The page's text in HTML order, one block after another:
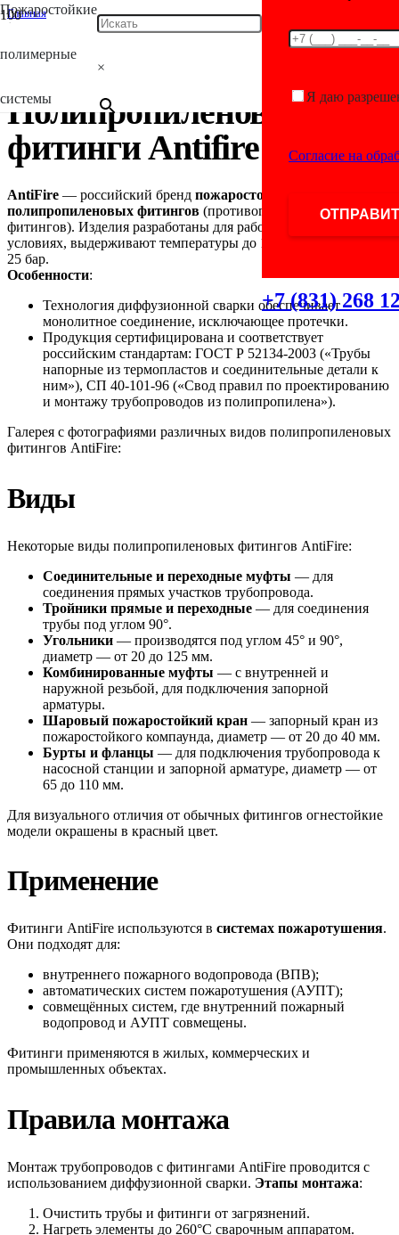
Пожаростойкие
полимерные
системы
×
Я даю
Согласие на
+7 (831) 268
Главная
/
/
Полипропиленовые фитинги Antifire
Полипропиленовые
фитинги Antifire
AntiFire — российский бренд пожаростойких
полипропиленовых фитингов (противопожарных
фитингов). Изделия разработаны для работы в экстремальных
условиях, выдерживают температуры до 120°C и давление до
25 бар.
Особенности:
Технология диффузионной сварки обеспечивает
монолитное соединение, исключающее протечки.
Продукция сертифицирована и соответствует
российским стандартам: ГОСТ Р 52134-2003 («Трубы
напорные из термопластов и соединительные детали к
ним»), СП 40-101-96 («Свод правил по проектированию
и монтажу трубопроводов из полипропилена»).
Галерея с фотографиями различных видов полипропиленовых
фитингов AntiFire:
Виды
Некоторые виды полипропиленовых фитингов AntiFire:
Соединительные и переходные муфты — для
соединения прямых участков трубопровода.
Тройники прямые и переходные — для соединения
трубы под углом 90°.
Угольники — производятся под углом 45° и 90°,
диаметр — от 20 до 125 мм.
Комбинированные муфты — с внутренней и
наружной резьбой, для подключения запорной
арматуры.
Шаровый пожаростойкий кран — запорный кран из
пожаростойкого компаунда, диаметр — от 20 до 40 мм.
Бурты и фланцы — для подключения трубопровода к
насосной станции и запорной арматуре, диаметр — от
65 до 110 мм.
Для визуального отличия от обычных фитингов огнестойкие
модели окрашены в красный цвет.
Применение
Фитинги AntiFire используются в системах пожаротушения.
Они подходят для:
внутреннего пожарного водопровода (ВПВ);
автоматических систем пожаротушения (АУПТ);
совмещённых систем, где внутренний пожарный
водопровод и АУПТ совмещены.
Фитинги применяются в жилых, коммерческих и
промышленных объектах.
Правила монтажа
Монтаж трубопроводов с фитингами AntiFire проводится с
использованием диффузионной сварки. Этапы монтажа:
Очистить трубы и фитинги от загрязнений.
Нагреть элементы до 260°C сварочным аппаратом.